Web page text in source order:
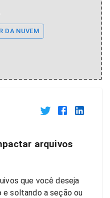
DA NUVEM
arquivos
que você deseja
soltando a seção ou